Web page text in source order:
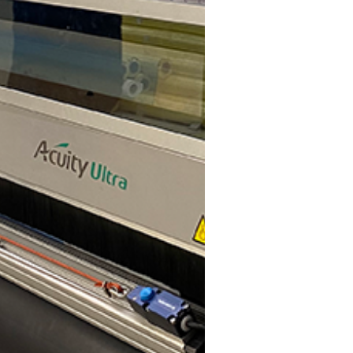
Veebilehel on kasutatud küpsiseid.
Kasutame küpsiseid sisu ja reklaamide isikupärastamiseks,
sotsiaalse meedia funktsioonide pakkumiseks ning liikluse